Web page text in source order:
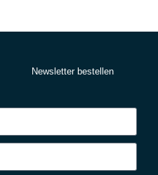
Newsletter bestellen